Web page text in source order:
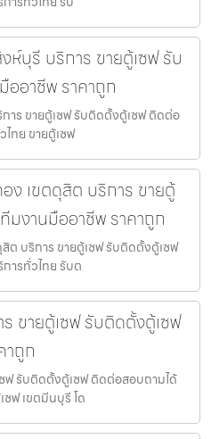
ห์บุรี บริการ ขายตู้เซฟ รับ
อาชีพ ราคาถูก
าร ขายตู้เซฟ รับติดตั้งตู้เซฟ ติดต่อ
ทย ขายตู้เซฟ
ง เขตดุสิต บริการ ขายตู้
มงานมืออาชีพ ราคาถูก
ต บริการ ขายตู้เซฟ รับติดตั้งตู้เซฟ
ารทั่วไทย รับต
ขายตู้เซฟ รับติดตั้งตู้เซฟ
ถูก
ฟ รับติดตั้งตู้เซฟ ติดต่อสอบถามได้
ฟ เขตมีนบุรี โด